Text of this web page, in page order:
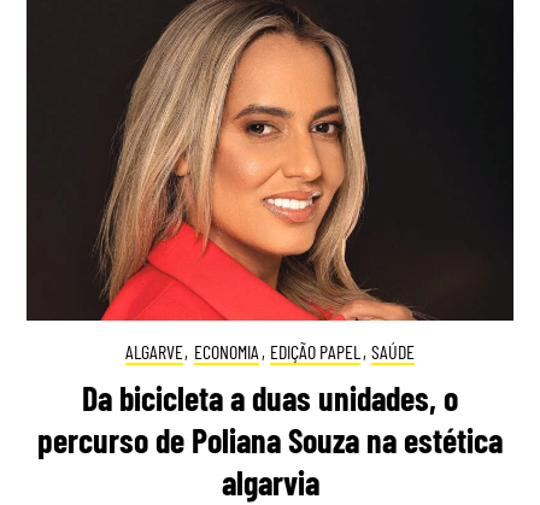
ALGARVE, ECONOMIA , EDIÇÃO PAPEL , SAÚDE
Da bicicleta a duas unidades, o
percurso de Poliana Souza na estética
algarvia